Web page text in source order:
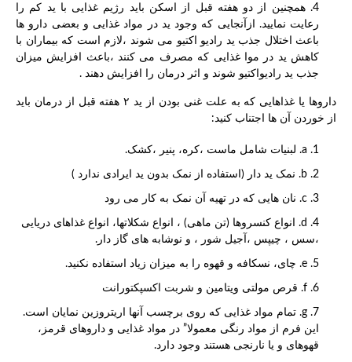
همچنین از دو هفته قبل از اسکن باید رژیم غذایی با ید کم را
رعایت نمایید. ازآنجایی که وجود ید در مواد غذایی و بعضی دارو ها
باعث اختلال جذب ید رادیو اکتیو می شوند ،لازم است که بیماران با
کاهش ید در موا غذایی که مصرف می کنند ،باعث افزایش میزان
جذب ید رادیواکتیو شوند و اثر درمان را افزایش دهند .
داروها یا غذاهایی که به علت غنی بودن از ید ۲ هفته قبل از درمان باید
از خوردن آن ها اجتناب کنید:
a. لبنیات شامل ماست ،کره، پنیر ،کشک.
b. نمک ید دار (استفاده از نمک بدون ید ایرادی ندارد )
c. نان هایی که در تهیه آن نمک به کار می رود
d. انواع کنسروها (تن ماهی) ، انواع شکلاتها، انواع غذاهای دریایی
،سس ، چیپس ،آجیل شور ، و نوشابه های گاز دار.
e. چای، نسکافه و قهوه را به میزان زیاد استفاده نکنید.
f. قرص مولتی ویتامین و شربت اکسپکتورانت
g. تمام مواد غذایی که روی برچسب آنها اریتروزین نمایان است.
این فرم از مواد رنگی معمولا” در مواد غذایی و داروهای قرمز،
قهوهای و یا نارنجی هستند وجود دارد.